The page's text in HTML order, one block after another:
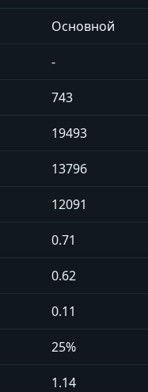
Основной
-
743
19493
13796
12091
0.71
0.62
0.11
25%
1.14